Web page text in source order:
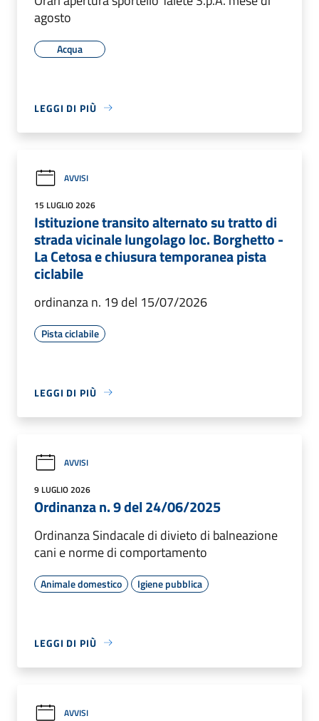
agosto
Acqua
LEGGI DI PIÙ
AVVISI
15 LUGLIO 2026
Istituzione transito alternato su tratto di
strada vicinale lungolago loc. Borghetto -
La Cetosa e chiusura temporanea pista
ciclabile
ordinanza n. 19 del 15/07/2026
Pista ciclabile
LEGGI DI PIÙ
AVVISI
9 LUGLIO 2026
Ordinanza n. 9 del 24/06/2025
Ordinanza Sindacale di divieto di balneazione
cani e norme di comportamento
Animale domestico Igiene pubblica
LEGGI DI PIÙ
AVVISI